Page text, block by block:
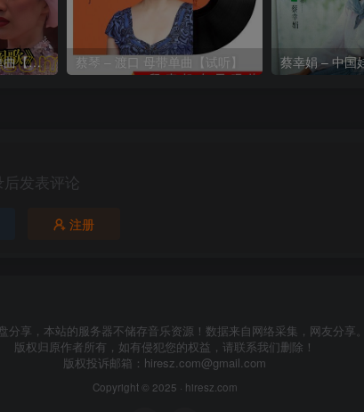
陈慧娴-千千阙歌 母带单曲【试听】 蔡琴 – 渡口 母带单曲【试听】 蔡幸娟 – 中国
发表评论
注册
分享，本站的服务器不储存音乐资源！数据来自网络采集，网友分享
版权归原作者所有，如有侵犯您的权益，请联系我们删除！
版权投诉邮箱： hiresz.com@gmail.com
Copyright © 2025 · hiresz.com